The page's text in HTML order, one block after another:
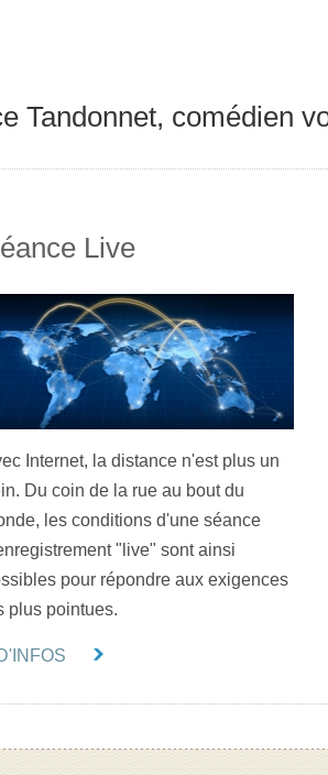
Tandonnet, comédien
Live
Internet, la distance n'est plus un
Du coin de la rue au bout du
les conditions d'une séance
"live" sont ainsi
pour répondre aux exigences
plus pointues.